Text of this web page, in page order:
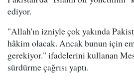
ediyor.
"Allah'ın izniyle çok yakında
hâkim olacak. Ancak bunun için
gerekiyor." ifadelerini kullanan
sürdürme çağrısı yaptı.